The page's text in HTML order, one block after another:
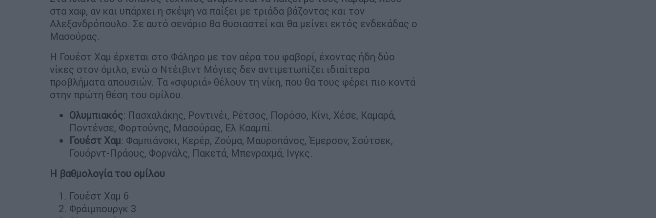
στα χαφ, αν και υπάρχει η σκέψη να παίξει με τριάδα βάζοντας και τον
Αλεξανδρόπουλο. Σε αυτό σενάριο θα θυσιαστεί και θα μείνει εκτός ενδεκάδας ο
Μασούρας.
Η Γουέστ Χαμ έρχεται στο Φάληρο με τον αέρα του φαβορί, έχοντας ήδη δύο
νίκες στον όμιλο, ενώ ο Ντέιβιντ Μόγιες δεν αντιμετωπίζει ιδιαίτερα
προβλήματα απουσιών. Τα «σφυριά» θέλουν τη νίκη, που θα τους φέρει πιο κοντά
στην πρώτη θέση του ομίλου.
Ολυμπιακός: Πασχαλάκης, Ροντινέι, Ρέτσος, Πορόσο, Κίνι, Χέσε, Καμαρά,
Ποντένσε, Φορτούνης, Μασούρας, Ελ Κααμπί.
Γουέστ Χαμ: Φαμπιάνσκι, Κερέρ, Ζούμα, Μαυροπάνος, Έμερσον, Σούτσεκ,
Γουόρντ-Πράους, Φορνάλς, Πακετά, Μπενραχμά, Ινγκς.
Η βαθμολογία του ομίλου
Γουέστ Χαμ 6
Φράιμπουργκ 3